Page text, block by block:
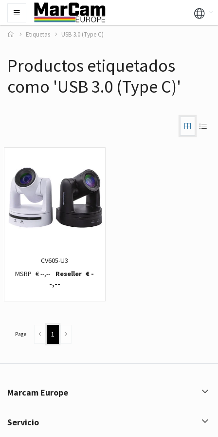
Etiquetas USB 3.0 (Type C)
Productos etiquetados
como 'USB 3.0 (Type C)'
CV605-U3
€ --,--
€ -
-,--
Page 1
Marcam Europe
Servicio